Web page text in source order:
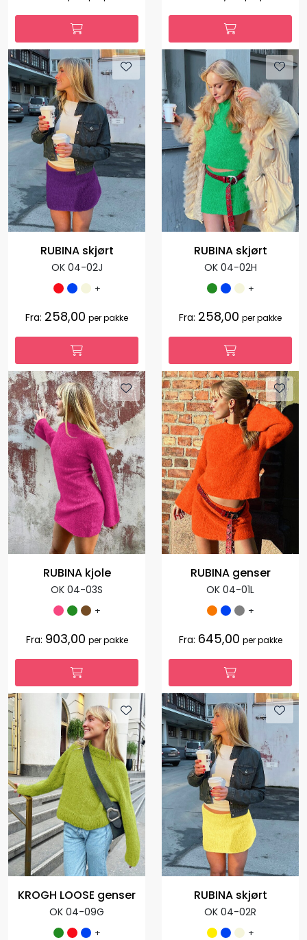
RUBINA skjørt
OK 04-02J
+
Fra: 258,00 per pakke
RUBINA skjørt
OK 04-02H
+
Fra: 258,00 per pakke
RUBINA kjole
OK 04-03S
+
Fra: 903,00 per pakke
RUBINA genser
OK 04-01L
+
Fra: 645,00 per pakke
KROGH LOOSE genser
OK 04-09G
+
RUBINA skjørt
OK 04-02R
+